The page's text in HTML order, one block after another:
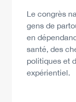
Description
Le congrès
gens de
en
santé, des
politiques et
expérientiel.